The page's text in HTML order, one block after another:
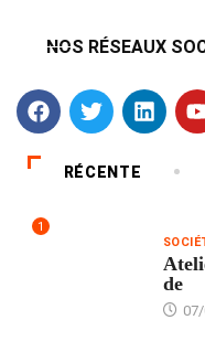
NOS RÉSEAUX
RÉCENTE
1
de